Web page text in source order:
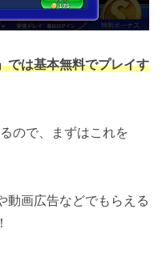
では基本無料でプレイす
ので、まずはこれを
動画広告などでもらえる